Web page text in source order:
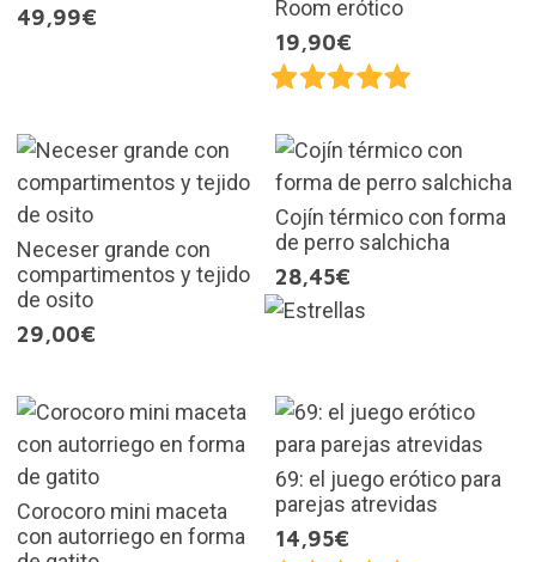
49,99€
Room erótico
19,90€
Neceser grande con
compartimentos y tejido
de osito
29,00€
Cojín térmico con forma
de perro salchicha
28,45€
Corocoro mini maceta
con autorriego en forma
69: el juego erótico para
parejas atrevidas
14,95€